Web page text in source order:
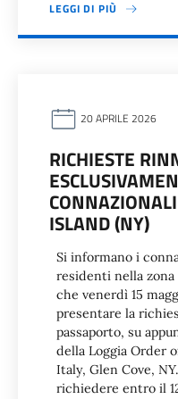
LEGGI DI PIÙ
20 APRILE 2026
RICHIESTE
ISLAND (NY)
Si informano i
residenti nella zona
che venerdì 15
presentare la
passaporto, su
della Loggia Order
Italy, Glen Cove,
richiedere entro il